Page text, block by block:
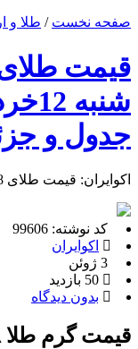
صفحه نخست / طلا و
جدول و
اکوایران: قیمت طلای 18عیار در معاملات امروز کاهشی شد
کد نوشته: 99606
اکوایران
بدون دیدگاه
قیمت گرم طلا ۱۸ عیار امروز